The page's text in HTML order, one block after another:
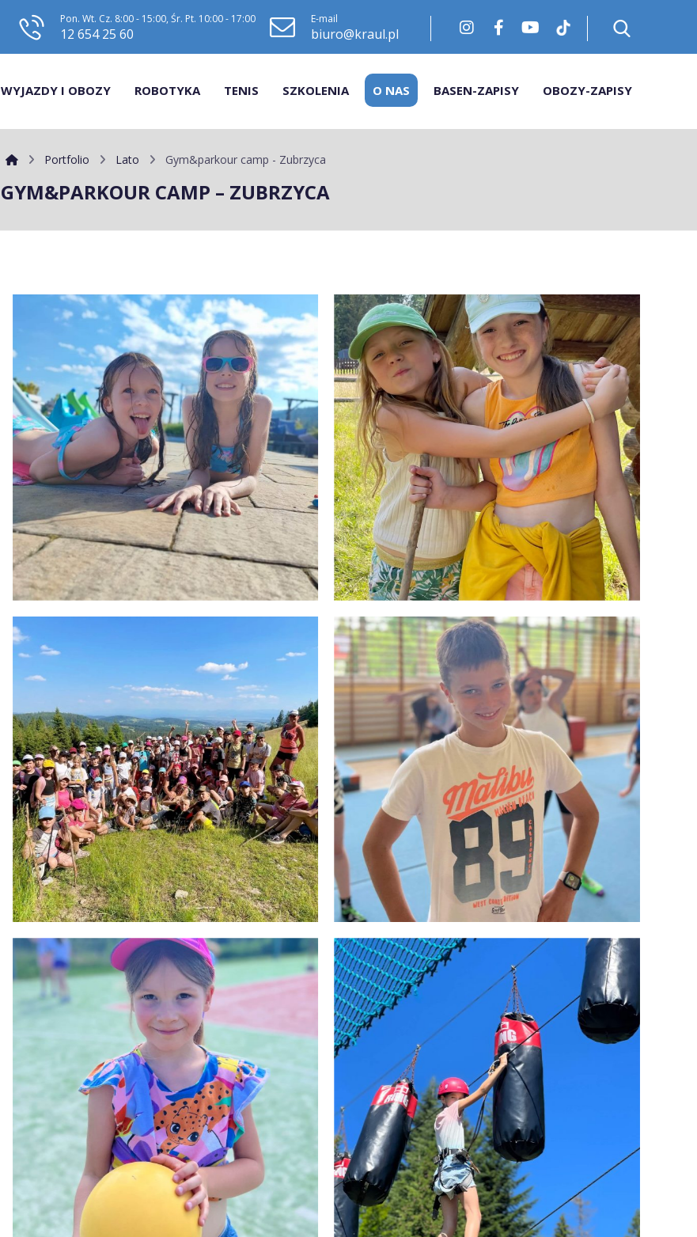
E-mail
biuro@kraul.pl
Pon. Wt. Cz. 8:00 - 15:00, Śr. Pt. 10:00 - 17:00
12 654 25 60
WYJAZDY I OBOZY ROBOTYKA TENIS SZKOLENIA O NAS BASEN-ZAPISY OBOZY-ZAPISY
Portfolio Lato Gym&parkour camp - Zubrzyca
GYM&PARKOUR CAMP – ZUBRZYCA